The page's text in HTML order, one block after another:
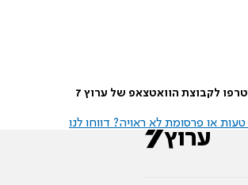
לקבוצת הוואטצאפ של ערוץ 7
או פרסומת לא ראויה? דווחו לנו